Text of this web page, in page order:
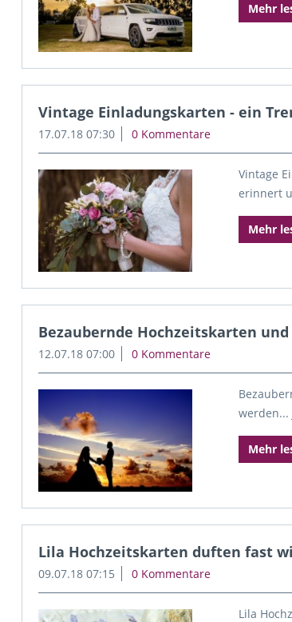
Mehr
Vintage Einladungskarten - ein
17.07.18 07:30 0 Kommentare
Vintage
erinnert
Mehr
Bezaubernde Hochzeitskarten
12.07.18 07:00 0 Kommentare
werden...
Mehr
Lila Hochzeitskarten duften fast
09.07.18 07:15 0 Kommentare
Lila